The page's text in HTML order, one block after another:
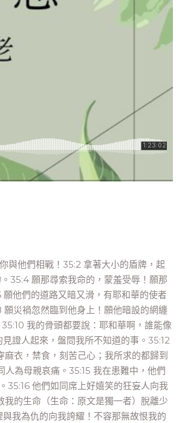
與他們相戰！35:2 拿著大小的盾牌，起
35:4 願那尋索我命的，蒙羞受辱！願那
他們的道路又暗又滑，有耶和華的使者
災禍忽然臨到他身上！願他暗設的網纏
我的骨頭都要說：耶和華啊，誰能像
證人起來，盤問我所不知道的事。35:12
衣，禁食，刻苦己心；我所求的都歸到
為母親哀痛。35:15 我在患難中，他們
35:16 他們如同席上好嬉笑的狂妄人向我
的生命（生命：原文是獨一者）脫離少
我為仇的向我誇耀！不容那無故恨我的